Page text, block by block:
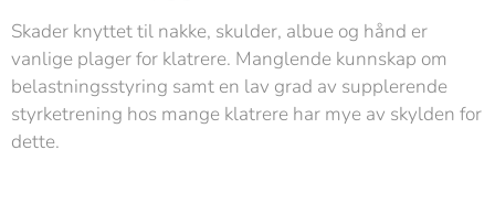
Skader knyttet til nakke, skulder, albue og hånd er
vanlige plager for klatrere. Manglende kunnskap om
belastningsstyring samt en lav grad av supplerende
styrketrening hos mange klatrere har mye av skylden for
dette.